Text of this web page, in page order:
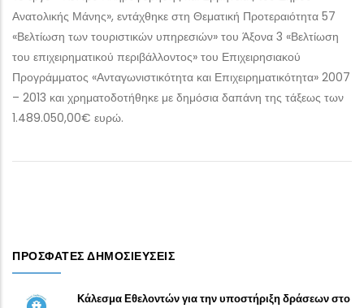
Ανατολικής Μάνης», εντάχθηκε στη Θεματική Προτεραιότητα 57
«Βελτίωση των τουριστικών υπηρεσιών» του Άξονα 3 «Βελτίωση
του επιχειρηματικού περιβάλλοντος» του Επιχειρησιακού
Προγράμματος «Ανταγωνιστικότητα και Επιχειρηματικότητα» 2007
– 2013 και χρηματοδοτήθηκε με δημόσια δαπάνη της τάξεως των
1.489.050,00€ ευρώ.
ΠΡΌΣΦΑΤΕΣ ΔΗΜΟΣΙΕΎΣΕΙΣ
Κάλεσμα Εθελοντών για την υποστήριξη δράσεων στο